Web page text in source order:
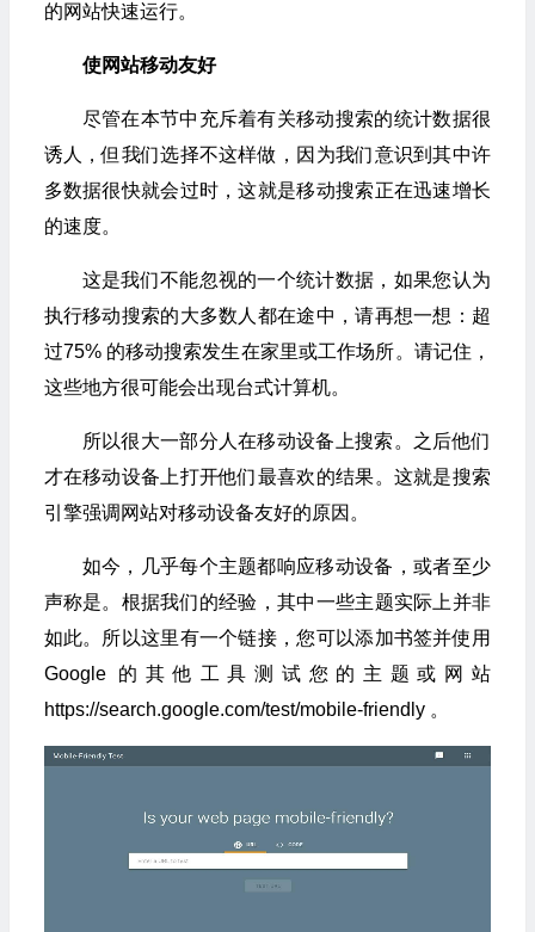
的网站快速运行。
使网站移动友好
尽管在本节中充斥着有关移动搜索的统计数据很
诱人，但我们选择不这样做，因为我们意识到其中许
多数据很快就会过时，这就是移动搜索正在迅速增长
的速度。
这是我们不能忽视的一个统计数据，如果您认为
执行移动搜索的大多数人都在途中，请再想一想：超
过75% 的移动搜索发生在家里或工作场所。请记住，
这些地方很可能会出现台式计算机。
所以很大一部分人在移动设备上搜索。之后他们
才在移动设备上打开他们最喜欢的结果。这就是搜索
引擎强调网站对移动设备友好的原因。
如今，几乎每个主题都响应移动设备，或者至少
声称是。根据我们的经验，其中一些主题实际上并非
如此。所以这里有一个链接，您可以添加书签并使用
Google 的其他工具测试您的主题或网站
https://search.google.com/test/mobile-friendly 。